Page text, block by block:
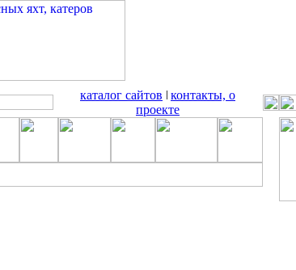
каталог сайтов
контакты, о
проекте